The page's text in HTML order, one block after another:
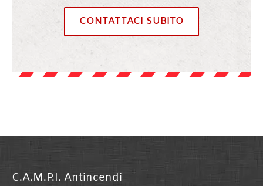
CONTATTACI SUBITO
C.A.M.P.I. Antincendi